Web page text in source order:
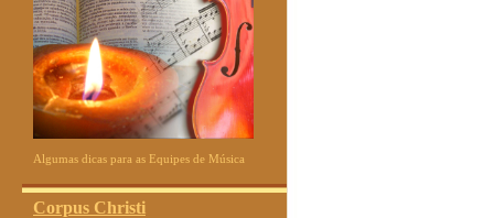
Algumas dicas para as Equipes de Música
Corpus Christi